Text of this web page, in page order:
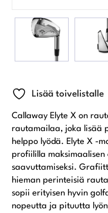
Lisää toivelistalle
Callaway Elyte X on
rautamailaa, joka lisää
helppo lyödä. Elyte X -
profiililla maksimaalisen
saavuttamiseksi.
hieman perinteisiä
sopii erityisen hyvin
nopeutta ja pituutta